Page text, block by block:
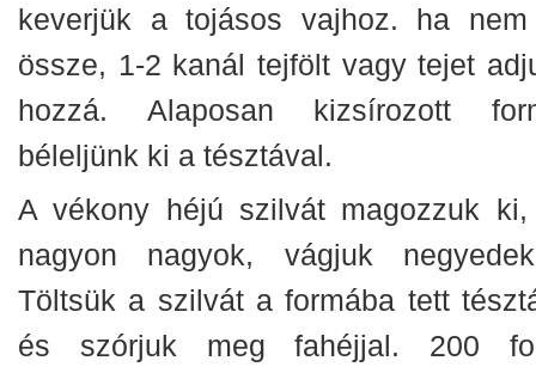
keverjük a tojásos vajhoz. ha
össze, 1-2 kanál tejfölt vagy tejet
hozzá. Alaposan kizsírozott
béleljünk ki a tésztával.
A vékony héjú szilvát magozzuk
nagyon nagyok, vágjuk
Töltsük a szilvát a formába tett
és szórjuk meg fahéjjal. 200